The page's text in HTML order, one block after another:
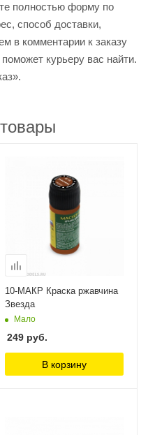
полностью форму по
способ доставки,
в комментарии к заказу
курьеру вас найти.
10-МАКР Краска ржавчина
Звезда
Мало
249 руб.
В корзину